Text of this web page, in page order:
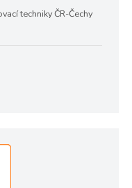
techniky ČR-Čechy